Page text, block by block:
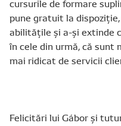
cursurile de formare
pune gratuit la
abilitățile și a-și extinde
în cele din urmă, că sunt
mai ridicat de servicii
Felicitări lui Gábor și